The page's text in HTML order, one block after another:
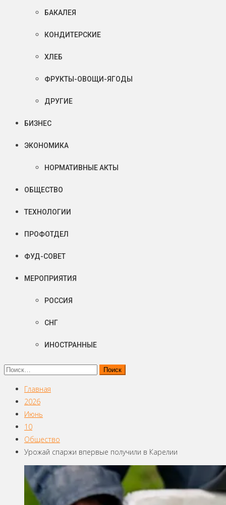
БАКАЛЕЯ
КОНДИТЕРСКИЕ
ХЛЕБ
ФРУКТЫ-ОВОЩИ-ЯГОДЫ
ДРУГИЕ
БИЗНЕС
ЭКОНОМИКА
НОРМАТИВНЫЕ АКТЫ
ОБЩЕСТВО
ТЕХНОЛОГИИ
ПРОФОТДЕЛ
ФУД-СОВЕТ
МЕРОПРИЯТИЯ
РОССИЯ
СНГ
ИНОСТРАННЫЕ
Найти:
Главная
2026
Июнь
10
Общество
Урожай спаржи впервые получили в Карелии